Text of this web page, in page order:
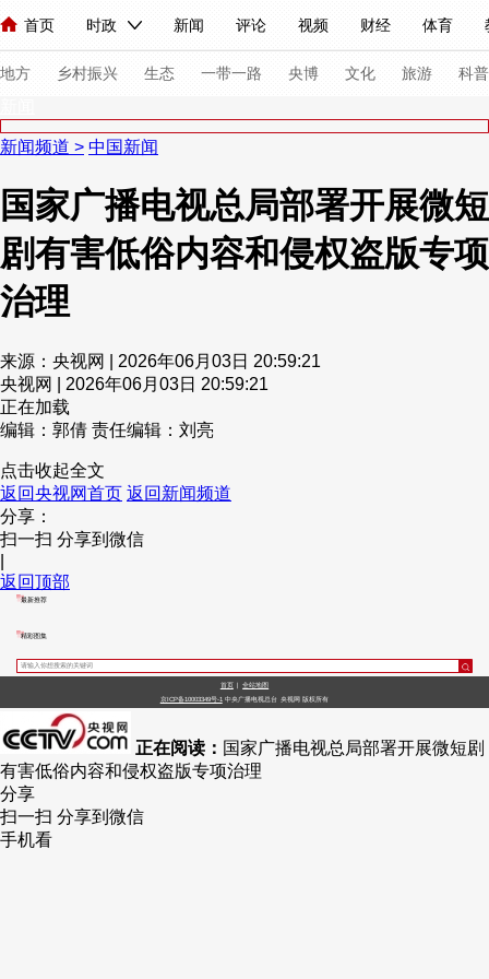
首页 时政 新闻 评论 视频 财经 体育
人民领袖习近平 联播+ 中国领导人 央视快评 习式妙语
直播 栏目大全 节目单 听音 微视频 主持人
海外频道 iPanda English Монгол
地方 乡村振兴 生态 一带一路 央博 文化 旅游 科普
总台春晚 网络春晚
新闻 国内 国际 评论 经济 军事 科技
人民领袖习近平
现场 前线 比划 快看
体育 直播 竞猜
VIP会员
财经
CCTV.节目官网 直播 节目单 栏目 片库 热播榜
新闻频道 > 中国新闻
国家广播电视总局部署开展微短
剧有害低俗内容和侵权盗版专项
治理
来源：央视网 | 2026年06月03日 20:59:21
央视网 | 2026年06月03日 20:59:21
正在加载
编辑：郭倩 责任编辑：刘亮
点击收起全文
返回央视网首页 返回新闻频道
分享：
扫一扫 分享到微信
返回顶部
最新推荐
精彩图集
首页 | 全站地图
京ICP备10003349号-1 中央广播电视总台 央视网 版权所有
正在阅读： 国家广播电视总局部署开展微短剧
有害低俗内容和侵权盗版专项治理
分享
扫一扫 分享到微信
手机看